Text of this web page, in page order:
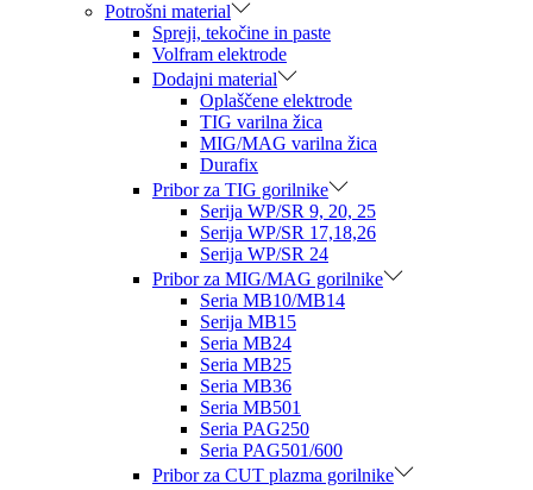
Potrošni material
Spreji, tekočine in paste
Volfram elektrode
Dodajni material
Oplaščene elektrode
TIG varilna žica
MIG/MAG varilna žica
Durafix
Pribor za TIG gorilnike
Serija WP/SR 9, 20, 25
Serija WP/SR 17,18,26
Serija WP/SR 24
Pribor za MIG/MAG gorilnike
Seria MB10/MB14
Serija MB15
Seria MB24
Seria MB25
Seria MB36
Seria MB501
Seria PAG250
Seria PAG501/600
Pribor za CUT plazma gorilnike